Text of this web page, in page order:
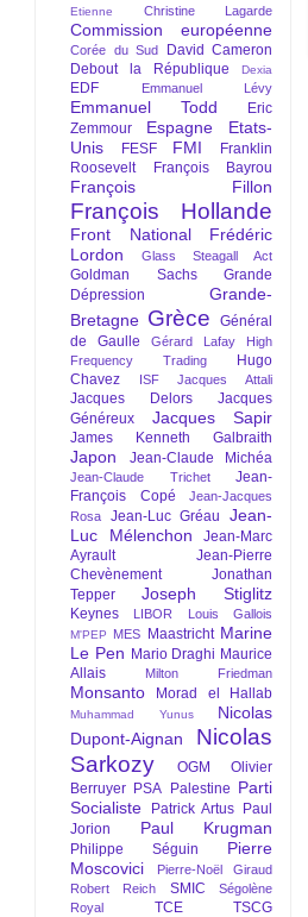
Etienne
Christine Lagarde
Commission européenne
Corée du Sud
David Cameron
Debout la République
Dexia
EDF Emmanuel Lévy
Emmanuel Todd
Eric
Zemmour
Espagne
Etats-
Unis
FESF FMI
Franklin
Roosevelt
François Bayrou
François Fillon
François Hollande
Front National
Frédéric
Lordon
Glass Steagall Act
Goldman Sachs
Grande
Dépression
Grande-
Bretagne Grèce
Général
de Gaulle
Gérard Lafay
High
Frequency Trading
Hugo
Chavez
ISF Jacques Attali
Jacques Delors
Jacques
Généreux
Jacques Sapir
James Kenneth Galbraith
Japon Jean-Claude Michéa
Jean-Claude Trichet
Jean-
François Copé
Jean-Jacques
Rosa
Jean-Luc Gréau
Jean-
Luc Mélenchon
Jean-Marc
Ayrault
Jean-Pierre
Chevènement
Jonathan
Tepper
Joseph Stiglitz
Keynes LIBOR Louis Gallois
M'PEP MES Maastricht Marine
Le Pen Mario Draghi Maurice
Allais
Milton Friedman
Monsanto Morad el Hallab
Muhammad Yunus
Nicolas
Dupont-Aignan
Nicolas
Sarkozy
OGM
Olivier
Berruyer PSA Palestine Parti
Socialiste
Patrick Artus
Paul
Jorion
Paul Krugman
Philippe Séguin
Pierre
Moscovici
Pierre-Noël Giraud
Robert Reich
SMIC
Ségolène
Royal
TCE TSCG